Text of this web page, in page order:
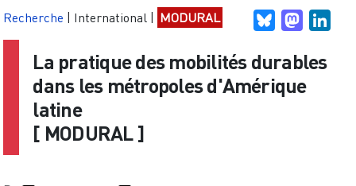
Recherche | International | MODURAL Bluesky
La pratique des mobilités durables
dans les métropoles d'Amérique
latine
[ MODURAL]